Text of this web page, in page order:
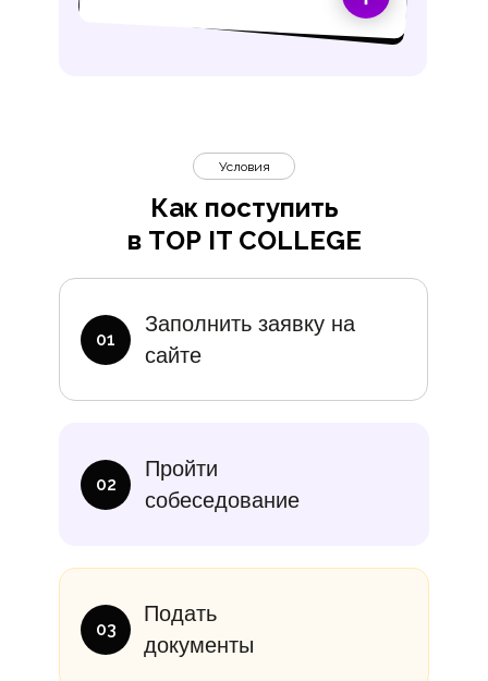
Подать
документы
Пройти
собеседование
Заполнить заявку на
сайте
Как поступить
в TOP IT COLLEGE
Условия
01
02
03
10 000₽